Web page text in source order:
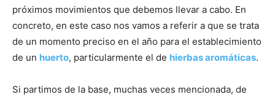
próximos movimientos que debemos llevar a cabo. En
concreto, en este caso nos vamos a referir a que se trata
de un momento preciso en el año para el establecimiento
de un huerto, particularmente el de hierbas aromáticas.
Si partimos de la base, muchas veces mencionada, de